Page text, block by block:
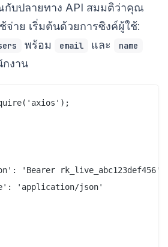
บปลายทาง API สมมติว่าคุณ
จ่าย เริ่มต้นด้วยการซิงค์ผู้ใช้:
พร้อม email และ name
กงาน
'Bearer rk_live_abc123def456',
'application/json'